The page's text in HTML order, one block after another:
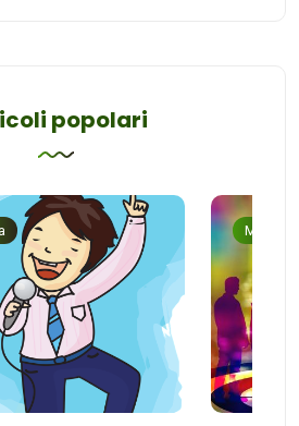
popolari
Musica